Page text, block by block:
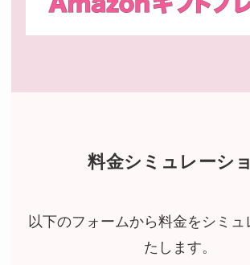
料金シミュレーシ
以下のフォームから料金をシミュ
たします。